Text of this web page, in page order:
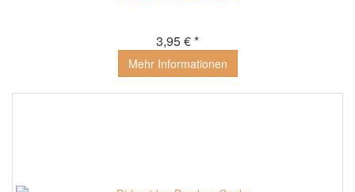
3,95 € *
Mehr Informationen